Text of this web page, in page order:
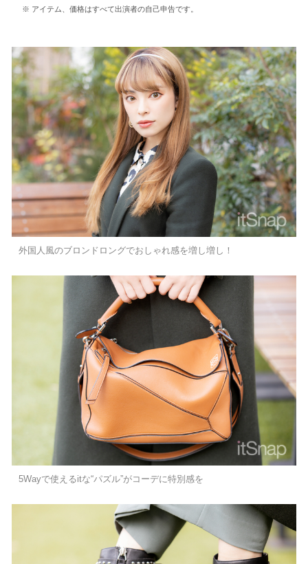
アイテム、価格はすべて出演者の自己申告です。
外国人風のブロンドロングでおしゃれ感を増し増し！
5Wayで使えるitな“パズル”がコーデに特別感を